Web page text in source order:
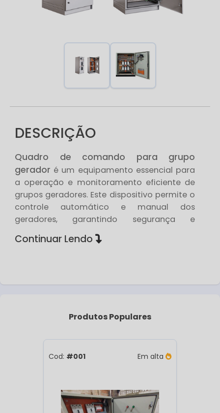
DESCRIÇÃO
Quadro de comando para grupo
gerador é um equipamento essencial para
a operação e monitoramento eficiente de
grupos geradores. Este dispositivo permite o
controle automático e manual dos
geradores, garantindo segurança e
eficiência na geração de energia. A seguir,
exploraremos os principais aspectos desse
para grupo gerador
quadro de comando para grupo
geradorpossui diversas funcionalidades
Monitoramento em tempo real: Exibe
Continuar Lendo
ProdutosPopulares
Cod: #001 Em alta